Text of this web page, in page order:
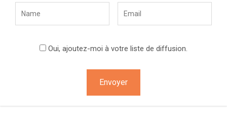
Oui, ajoutez-moi à votre liste de diffusion.